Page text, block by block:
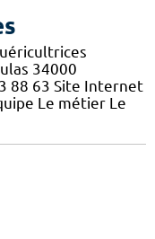
34000
88 63 Site Internet
Le métier Le